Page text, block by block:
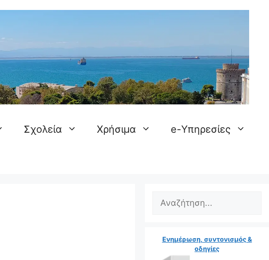
Σχολεία Χρήσιμα e-Υπηρεσίες
Ενημέρωση, συντονισμός &
οδηγίες